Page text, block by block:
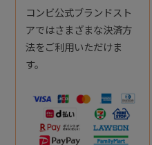
コンビ公式ブランドスト
アではさまざまな決済方
法をご利用いただけま
す。